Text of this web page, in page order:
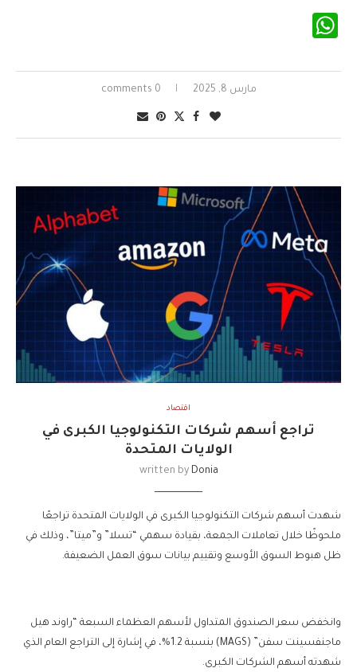
مارس 8, 2025 0 comments
اقتصاد
تراجع أسهم شركات التكنولوجيا الكبرى في
الولايات المتحدة
written by Donia
شهدت أسهم شركات التكنولوجيا الكبرى في الولايات المتحدة تراجعًا
ملحوظًا خلال تعاملات الجمعة، بقيادة سهمي “تسلا” و”ميتا”، وذلك في
ظل هبوط السوق الأوسع وتقييم بيانات سوق العمل الضعيفة.
وانخفض سعر الصندوق المتداول لأسهم العظماء السبعة “راوند هيل
ماجنفسينت سفن” (MAGS) بنسبة 1.2%، في إشارة إلى التراجع العام الذي
شهدته أسهم الشركات الكبرى.